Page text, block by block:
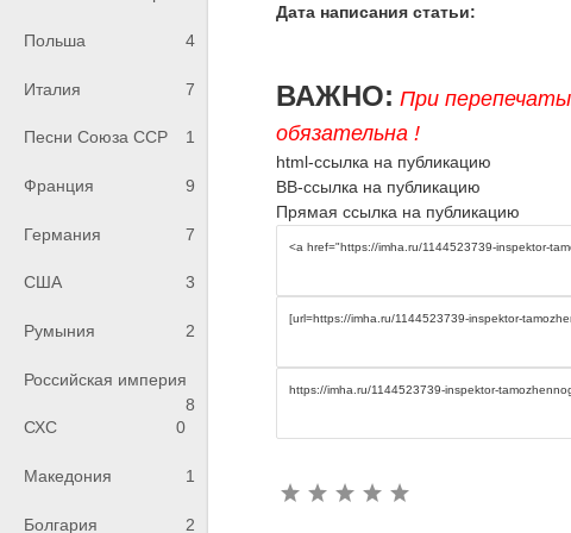
Польша 4
Италия 7
Песни Союза ССР 1
Франция 9
Германия 7
США 3
Румыния 2
Российская империя
8
СХС
0
Македония 1
Болгария 2
Дата написания статьи:
ВАЖНО: При
обязательна !
html-ссылка на публикацию
BB-ссылка на публикацию
Прямая ссылка на публикацию